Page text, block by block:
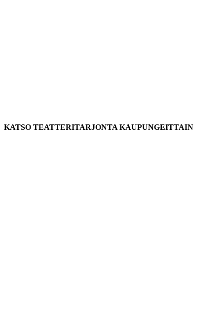
KATSO TEATTERITARJONTA KAUPUNGEITTAIN